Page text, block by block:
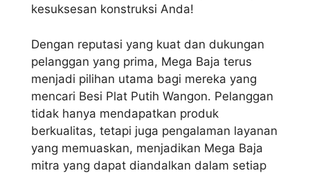
kesuksesan konstruksi Anda!
Dengan reputasi yang kuat dan dukungan
pelanggan yang prima, Mega Baja terus
menjadi pilihan utama bagi mereka yang
mencari Besi Plat Putih Wangon. Pelanggan
tidak hanya mendapatkan produk
berkualitas, tetapi juga pengalaman layanan
yang memuaskan, menjadikan Mega Baja
mitra yang dapat diandalkan dalam setiap